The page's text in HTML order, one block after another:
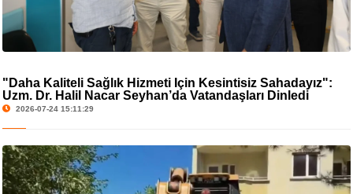
"Daha Kaliteli Sağlık Hizmeti İçin Kesintisiz Sahadayız":
Uzm. Dr. Halil Nacar Seyhan’da Vatandaşları Dinledi
2026-07-24 15:11:29